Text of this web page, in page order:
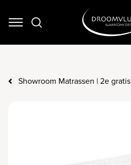
Navigation
Showroom Matrassen | 2e gratis